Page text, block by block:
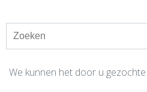
We kunnen het door u